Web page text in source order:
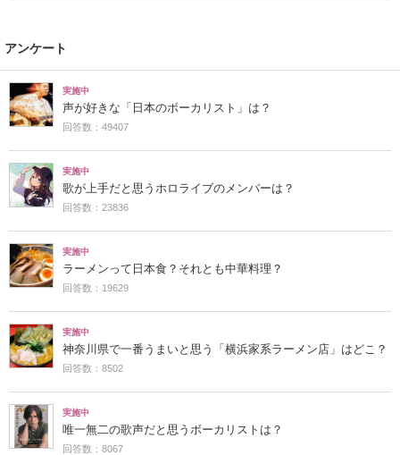
アンケート
実施中
声が好きな「日本のボーカリスト」は？
回答数：49407
実施中
歌が上手だと思うホロライブのメンバーは？
回答数：23836
実施中
ラーメンって日本食？それとも中華料理？
回答数：19629
実施中
神奈川県で一番うまいと思う「横浜家系ラーメン店」はどこ？
回答数：8502
実施中
唯一無二の歌声だと思うボーカリストは？
回答数：8067